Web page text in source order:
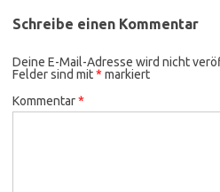
Schreibe einen Kommentar
Deine E-Mail-Adresse wird nicht
Felder sind mit* markiert
Kommentar*